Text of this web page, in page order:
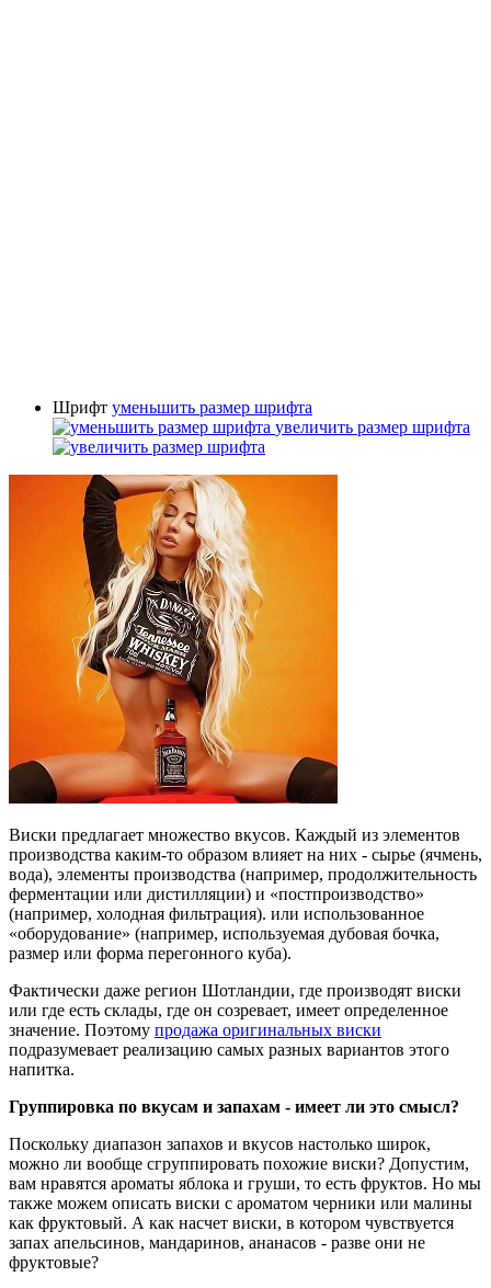
Шрифт уменьшить размер шрифта
увеличить размер шрифта
Виски предлагает множество вкусов. Каждый из элементов
производства каким-то образом влияет на них - сырье (ячмень,
вода), элементы производства (например, продолжительность
ферментации или дистилляции) и «постпроизводство»
(например, холодная фильтрация). или использованное
«оборудование» (например, используемая дубовая бочка,
размер или форма перегонного куба).
Фактически даже регион Шотландии, где производят виски
или где есть склады, где он созревает, имеет определенное
значение. Поэтому продажа оригинальных виски
подразумевает реализацию самых разных вариантов этого
напитка.
Группировка по вкусам и запахам - имеет ли это смысл?
Поскольку диапазон запахов и вкусов настолько широк,
можно ли вообще сгруппировать похожие виски? Допустим,
вам нравятся ароматы яблока и груши, то есть фруктов. Но мы
также можем описать виски с ароматом черники или малины
как фруктовый. А как насчет виски, в котором чувствуется
запах апельсинов, мандаринов, ананасов - разве они не
фруктовые?